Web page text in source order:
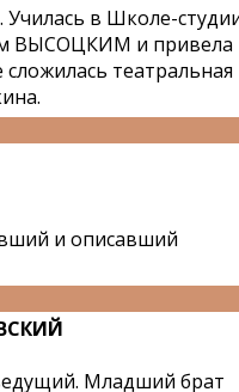
Училась в Школе-
ВЫСОЦКИМ и привела
сложилась театральная
и описавший
Младший брат